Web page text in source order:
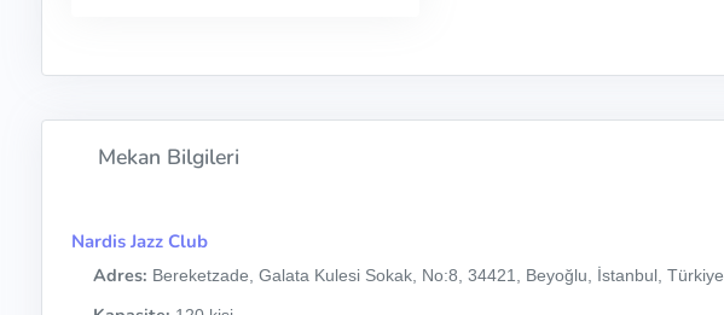
Mekan Bilgileri
Nardis Jazz Club
Adres: Bereketzade, Galata Kulesi Sokak, No:8, 34421, Beyoğlu, İstanbul, Türkiye